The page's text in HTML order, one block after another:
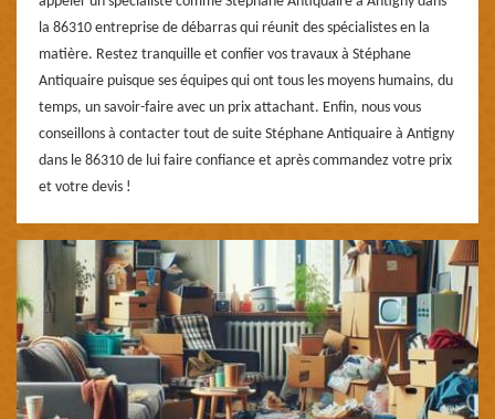
la 86310 entreprise de débarras qui réunit des spécialistes en la
matière. Restez tranquille et confier vos travaux à Stéphane
Antiquaire puisque ses équipes qui ont tous les moyens humains, du
temps, un savoir-faire avec un prix attachant. Enfin, nous vous
conseillons à contacter tout de suite Stéphane Antiquaire à Antigny
dans le 86310 de lui faire confiance et après commandez votre prix
et votre devis !